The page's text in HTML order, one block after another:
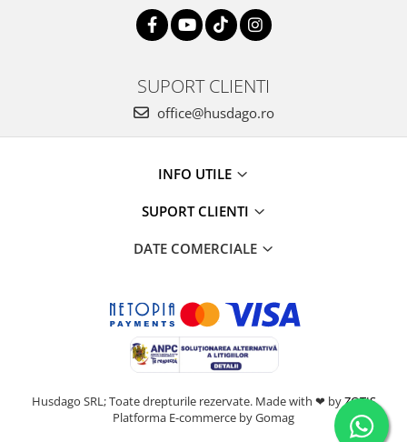
SUPORT CLIENTI
office@husdago.ro
INFO UTILE
SUPORT CLIENTI
DATE COMERCIALE
Husdago SRL; Toate drepturile rezervate. Made with ❤ byZOTIS
Platforma E-commerce by Gomag